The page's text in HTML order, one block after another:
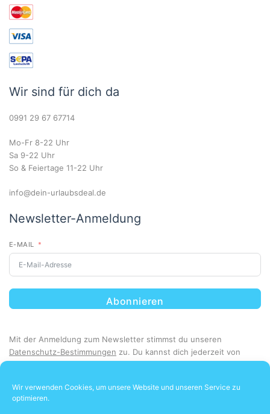
Wir verwenden Cookies, um unsere Website und unseren Service zu
optimieren.
Wir sind für dich da
0991 29 67 67714
Mo-Fr 8-22 Uhr
Sa 9-22 Uhr
So & Feiertage 11-22 Uhr
info@dein-urlaubsdeal.de
Newsletter-Anmeldung
E-MAIL
Abonnieren
Mit der Anmeldung zum Newsletter stimmst du unseren
Datenschutz-Bestimmungen zu. Du kannst dich jederzeit von